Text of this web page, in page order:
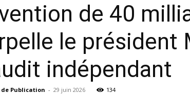
de 40
le président
indépendant
Publication - 29 juin 2026 134